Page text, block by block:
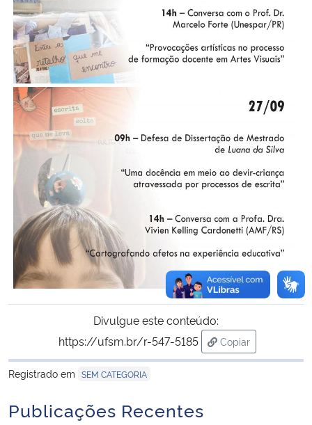
Divulgue este conteúdo:
https://ufsm.br/r-547-5185
Copiar
para área de
Registrado em SEM CATEGORIA
Publicações Recentes